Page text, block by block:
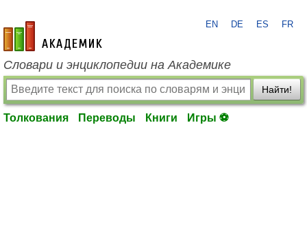
academic.ru
EN DE ES FR
Словари и энциклопедии на Академике
Найти!
Толкования Переводы Книги Игры ⚽